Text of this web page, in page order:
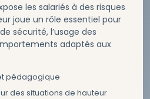
les salariés à des risques
joue un rôle essentiel pour
sécurité, l’usage des
adaptés aux
pédagogique
des situations de hauteur